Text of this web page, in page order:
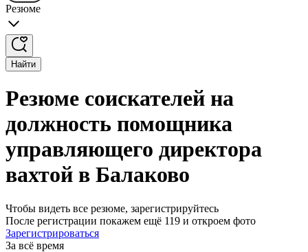
Резюме
Найти
Резюме соискателей на
должность помощника
управляющего директора
вахтой в Балаково
Чтобы видеть все резюме, зарегистрируйтесь
После регистрации покажем ещё 119 и откроем фото
Зарегистрироваться
За всё время